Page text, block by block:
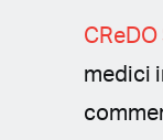
medici